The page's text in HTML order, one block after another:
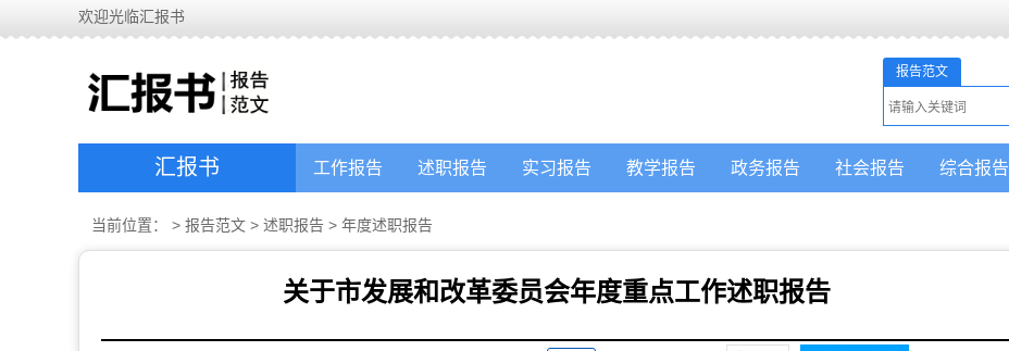
欢迎光临汇报书
报告范文
汇报书 工作报告 述职报告 实习报告 教学报告 政务报告 社会报告 综合报告
当前位置： > 报告范文 > 述职报告 > 年度述职报告
关于市发展和改革委员会年度重点工作述职报告